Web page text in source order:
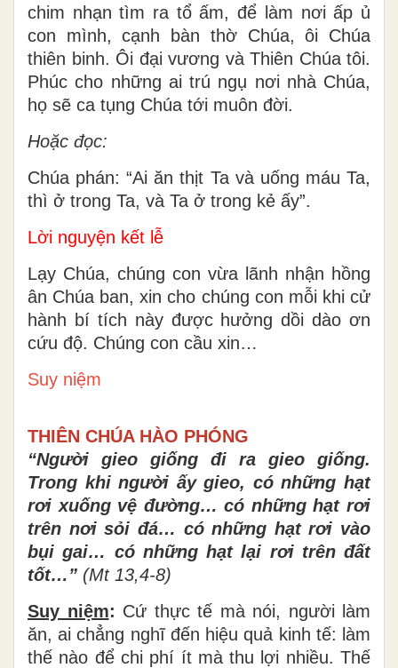
chim nhạn tìm ra tổ ấm, để làm nơi ấp ủ
con mình, cạnh bàn thờ Chúa, ôi Chúa
thiên binh. Ôi đại vương và Thiên Chúa tôi.
Phúc cho những ai trú ngụ nơi nhà Chúa,
họ sẽ ca tụng Chúa tới muôn đời.
Hoặc đọc:
Chúa phán: “Ai ăn thịt Ta và uống máu Ta,
thì ở trong Ta, và Ta ở trong kẻ ấy”.
Lời nguyện kết lễ
Lạy Chúa, chúng con vừa lãnh nhận hồng
ân Chúa ban, xin cho chúng con mỗi khi cử
hành bí tích này được hưởng dồi dào ơn
cứu độ. Chúng con cầu xin…
Suy niệm
THIÊN CHÚA HÀO PHÓNG
“Người gieo giống đi ra gieo giống.
Trong khi người ấy gieo, cónhững hạt
rơi xuống vệ đường… có những hạt rơi
trên nơi sỏi đá… có những hạt rơi vào
bụi gai… có những hạt lại rơi trên đất
tốt…” (Mt 13,4-8)
Suy niệm: Cứ thực tế mà nói, người làm
ăn, ai chẳng nghĩ đến hiệu quả kinh tế: làm
thế nào để chi phí ít mà thu lợi nhiều. Thế